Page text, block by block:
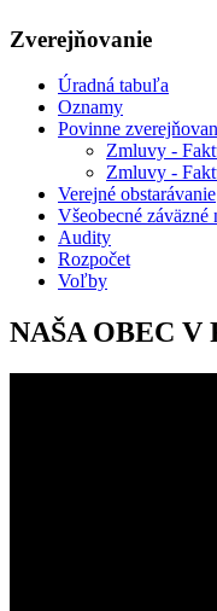
Zverejňovanie
Úradná tabuľa
Oznamy
Povinne
Zmluvy -
Zmluvy -
Verejné obstarávanie
Všeobecné záväzné
Audity
Rozpočet
Voľby
NAŠA OBEC V